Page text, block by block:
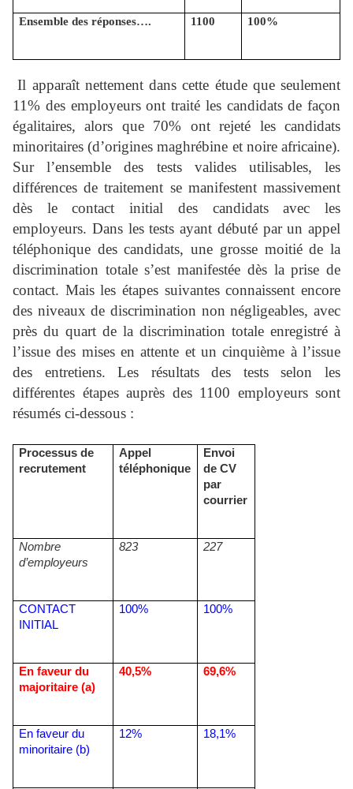
Ensemble des réponses…. 1100 100%
Il apparaît nettement dans cette étude que seulement
11% des employeurs ont traité les candidats de façon
égalitaires, alors que 70% ont rejeté les candidats
minoritaires (d’origines maghrébine et noire africaine).
Sur l’ensemble des tests valides utilisables, les
différences de traitement se manifestent massivement
dès le contact initial des candidats avec les
employeurs. Dans les tests ayant débuté par un appel
téléphonique des candidats, une grosse moitié de la
discrimination totale s’est manifestée dès la prise de
contact. Mais les étapes suivantes connaissent encore
des niveaux de discrimination non négligeables, avec
près du quart de la discrimination totale enregistré à
l’issue des mises en attente et un cinquième à l’issue
des entretiens. Les résultats des tests selon les
différentes étapes auprès des 1100 employeurs sont
résumés ci-dessous :
Processus de
recrutement
Appel
téléphonique
Envoi
de CV
par
courrier
Nombre
d’employeurs
823 227
CONTACT
INITIAL
100% 100%
En faveur du
majoritaire (a)
40,5% 69,6%
En faveur du
minoritaire (b)
12% 18,1%